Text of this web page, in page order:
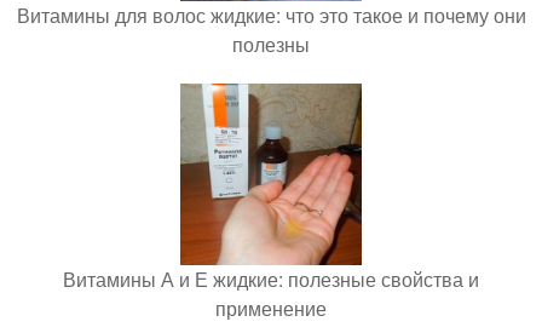
Витамины для волос жидкие: что это такое и почему они
полезны
Витамины А и Е жидкие: полезные свойства и
применение